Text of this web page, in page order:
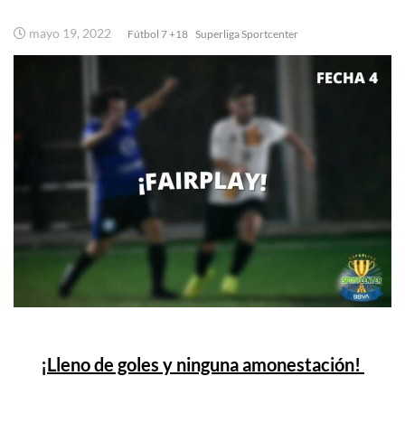
mayo 19, 2022 Fútbol 7 +18 Superliga Sportcenter
¡Lleno de goles y ninguna amonestación!